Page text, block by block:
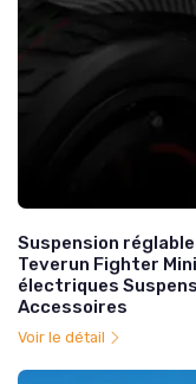
Suspension
Teverun Fighter
électriques
Accessoires
Voir le détail